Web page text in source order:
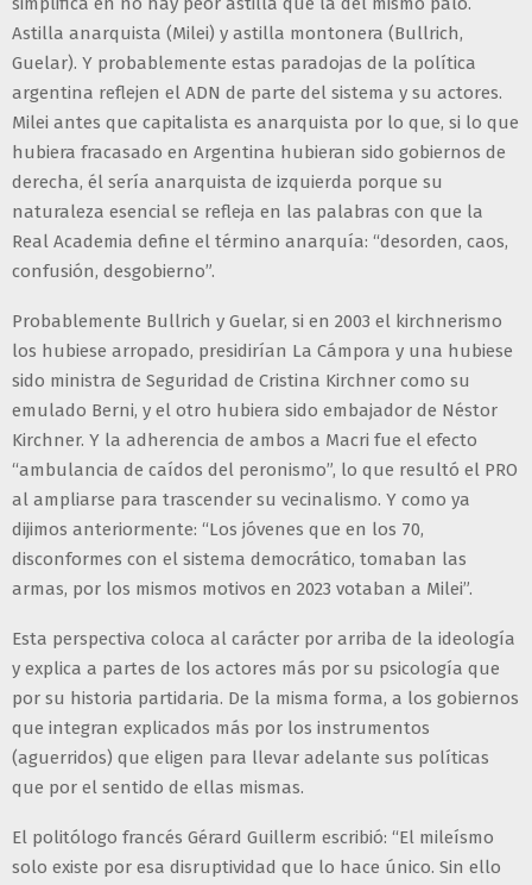
Astilla anarquista (Milei) y astilla montonera (Bullrich,
Guelar). Y probablemente estas paradojas de la política
argentina reflejen el ADN de parte del sistema y su actores.
Milei antes que capitalista es anarquista por lo que, si lo que
hubiera fracasado en Argentina hubieran sido gobiernos de
derecha, él sería anarquista de izquierda porque su
naturaleza esencial se refleja en las palabras con que la
Real Academia define el término anarquía: “desorden, caos,
confusión, desgobierno”.
Probablemente Bullrich y Guelar, si en 2003 el kirchnerismo
los hubiese arropado, presidirían La Cámpora y una hubiese
sido ministra de Seguridad de Cristina Kirchner como su
emulado Berni, y el otro hubiera sido embajador de Néstor
Kirchner. Y la adherencia de ambos a Macri fue el efecto
“ambulancia de caídos del peronismo”, lo que resultó el PRO
al ampliarse para trascender su vecinalismo. Y como ya
dijimos anteriormente: “Los jóvenes que en los 70,
disconformes con el sistema democrático, tomaban las
armas, por los mismos motivos en 2023 votaban a Milei”.
Esta perspectiva coloca al carácter por arriba de la ideología
y explica a partes de los actores más por su psicología que
por su historia partidaria. De la misma forma, a los gobiernos
que integran explicados más por los instrumentos
(aguerridos) que eligen para llevar adelante sus políticas
que por el sentido de ellas mismas.
El politólogo francés Gérard Guillerm escribió: “El mileísmo
solo existe por esa disruptividad que lo hace único. Sin ello